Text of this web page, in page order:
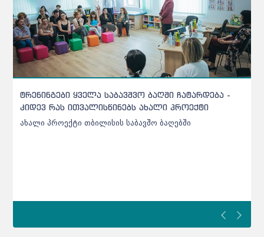
ქარელის საბავშვო ბაღებში შეტანილი ხორცი
უხარისხო აღმოჩნდა - დეტალები
ქარელის საბავშვო ბაღებში შეტანილი ხორცი უხარისხო